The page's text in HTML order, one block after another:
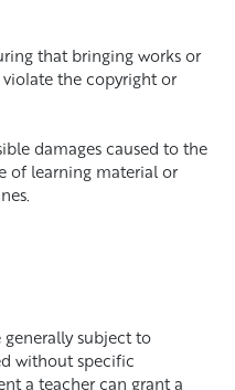
that bringing works or
the copyright or
damages caused to the
of learning material or
generally subject to
without specific
a teacher can grant a